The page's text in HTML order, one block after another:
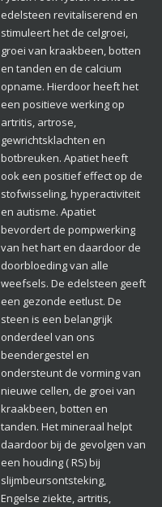
edelsteen revitaliserend en
stimuleert het de celgroei,
groei van kraakbeen, botten
en tanden en de calcium
opname. Hierdoor heeft het
een positieve werking op
artritis, artrose,
gewrichtsklachten en
botbreuken. Apatiet heeft
ook een positief effect op de
stofwisseling, hyperactiviteit
en autisme. Apatiet
bevordert de pompwerking
van het hart en daardoor de
doorbloeding van alle
weefsels. De edelsteen geeft
een gezonde eetlust. De
steen is een belangrijk
onderdeel van ons
beendergestel en
ondersteunt de vorming van
nieuwe cellen, de groei van
kraakbeen, botten en
tanden. Het mineraal helpt
daardoor bij de gevolgen van
een houding ( RS) bij
slijmbeursontsteking,
Engelse ziekte, artritis,